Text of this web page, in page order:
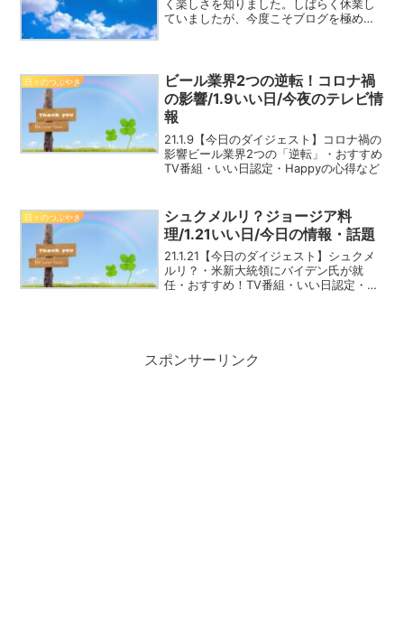
く楽しさを知りました。しばらく休業し
ていましたが、今度こそブログを極めて
継続していきたいと思って...
日々のつぶやき
ビール業界2つの逆転！コロナ禍
の影響/1.9いい日/今夜のテレビ情
報
21.1.9【今日のダイジェスト】コロナ禍の
影響ビール業界2つの「逆転」・おすすめ
TV番組・いい日認定・Happyの心得など
日々のつぶやき
シュクメルリ？ジョージア料
理/1.21いい日/今日の情報・話題
21.1.21【今日のダイジェスト】シュクメ
ルリ？・米新大統領にバイデン氏が就
任・おすすめ！TV番組・いい日認定・
スポンサーリンク